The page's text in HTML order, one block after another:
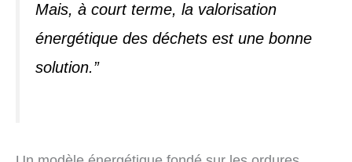
Mais, à court terme, la valorisation
énergétique des déchets est une bonne
solution.”